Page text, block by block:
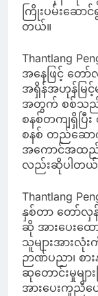
ကြိုးပမ်းဆေ
တယ်။
Thantlang
အနေဖြင့် တော်
အရှိန်အဟုန်မြ
အတွက် စစ်သည်တ
စနစ်တကျရှိပြီ
စနစ် တည်ဆော
အကောင်အထည်
လည်းဆိုပါတယ်
Thantlang
နှစ်တာ တော်လှ
ဆို အားပေးထ
သူများအားလုံ
ဉာဏ်ပညာ၊ စား
ဆုတောင်းမှုမ
အားပေးကူညီပ